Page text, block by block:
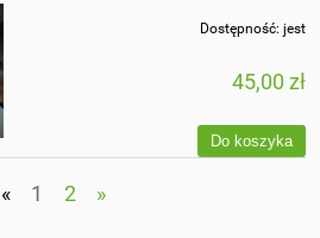
Dostępność: jest
45,00 zł
Do koszyka
« 1 2 »